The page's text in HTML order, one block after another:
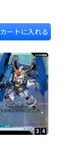
カートに入れる